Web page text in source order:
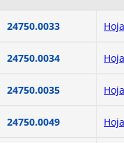
24750.0033
24750.0034
24750.0035
24750.0049